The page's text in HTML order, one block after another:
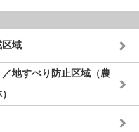
区域
地すべり防止区域（農